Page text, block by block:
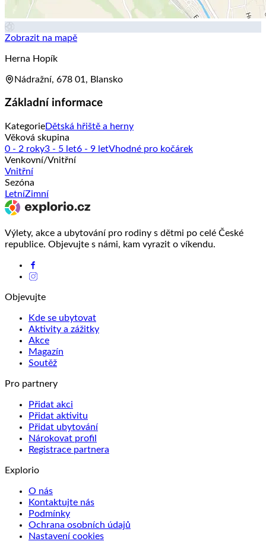
Zobrazit na mapě
Herna Hopík
Nádražní, 678 01, Blansko
Základní informace
KategorieDětská hřiště a herny
Věková skupina
0 - 2 roky3 - 5 let6 - 9 letVhodné pro kočárek
Venkovní/Vnitřní
Vnitřní
Sezóna
LetníZimní
Výlety, akce a ubytování pro rodiny s dětmi po celé České
republice. Objevujte s námi, kam vyrazit o víkendu.
Objevujte
Kde se ubytovat
Aktivity a zážitky
Akce
Magazín
Soutěž
Pro partnery
Přidat akci
Přidat aktivitu
Přidat ubytování
Nárokovat profil
Registrace partnera
Explorio
O nás
Kontaktujte nás
Podmínky
Ochrana osobních údajů
Nastavení cookies